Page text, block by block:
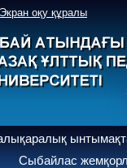
Экран оқу құралы
Сыбайлас